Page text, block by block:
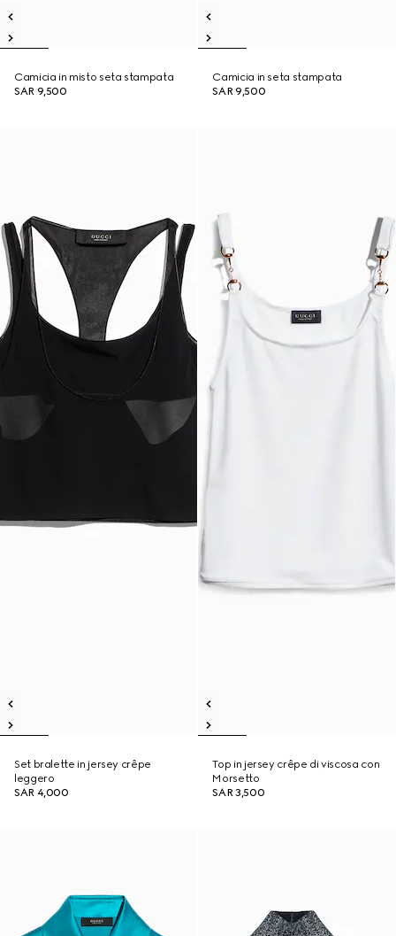
Camicia in misto seta stampata
SAR 9,500
Camicia in seta stampata
SAR 9,500
Set bralette in jersey crêpe
leggero
SAR 4,000
Top in jersey crêpe di viscosa con
Morsetto
SAR 3,500